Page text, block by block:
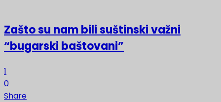
Zašto su nam bili suštinski važni
“bugarski baštovani”
1
0
Share